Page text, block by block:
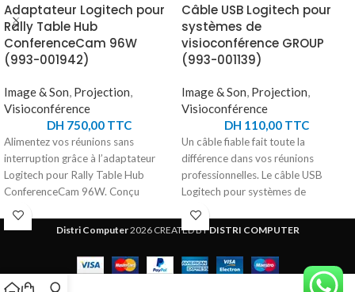
Adaptateur Logitech pour
Rally Table Hub
ConferenceCam 96W
(993-001942)
Image & Son Projection
Visioconférence
DH 750,00TTC
Alimentez vos réunions sans
interruption grâce à l’adaptateur
Logitech pour Rally Table Hub
ConferenceCam 96W. Conçu
spécifiquement pour offrir une
alimentation stable et fiable, il
une tension de sortie de 48V,
garantissant des performances
Câble USB Logitech pour
systèmes de
visioconférence GROUP
(993-001139)
Image & Son Projection
Visioconférence
DH 110,00TTC
Un câble fiable fait toute la
différence dans vos réunions
professionnelles. Le câble USB
Logitech pour systèmes de
visioconférence GROUP assure une
connexion stable et rapide entre vos
pour les produits GROUP HD, il
permet de transmettre efficacement
Distri Computer2026 CREATED BYDISTRI COMPUTER